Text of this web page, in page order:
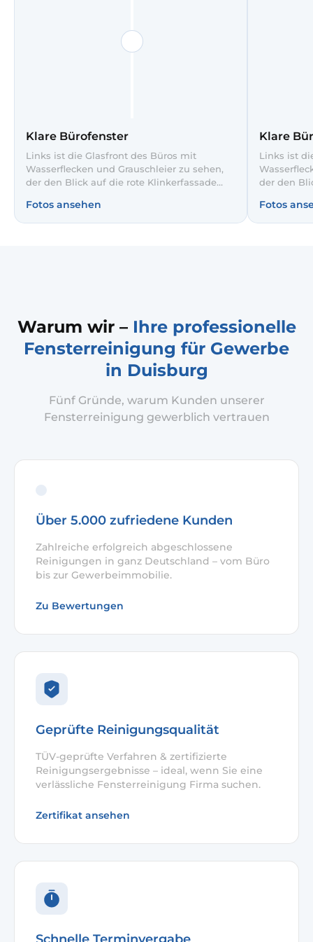
Klare Bürofenster
Links ist die Glasfront des Büros mit
Wasserflecken und Grauschleier zu sehen,
der den Blick auf die rote Klinkerfassade
Glasreinigung rechts erscheinen Himmel
und Gebäude deutlich klarer und ohne
Fotos ansehen
Klare
Links ist
der den
und
Fotos
Warum wir – Ihre professionelle
Fensterreinigung für Gewerbe
in Duisburg
Fünf Gründe, warum Kunden unserer
Fensterreinigung gewerblich vertrauen
Über 5.000 zufriedene Kunden
Zahlreiche erfolgreich abgeschlossene
Reinigungen in ganz Deutschland – vom Büro
bis zur Gewerbeimmobilie.
Zu Bewertungen
Geprüfte Reinigungsqualität
TÜV-geprüfte Verfahren & zertifizierte
Reinigungsergebnisse – ideal, wenn Sie eine
verlässliche Fensterreinigung Firma suchen.
Zertifikat ansehen